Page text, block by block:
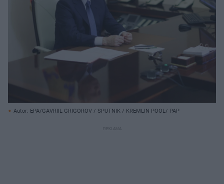
Autor: EPA/GAVRIIL GRIGOROV / SPUTNIK / KREMLIN POOL/ PAP